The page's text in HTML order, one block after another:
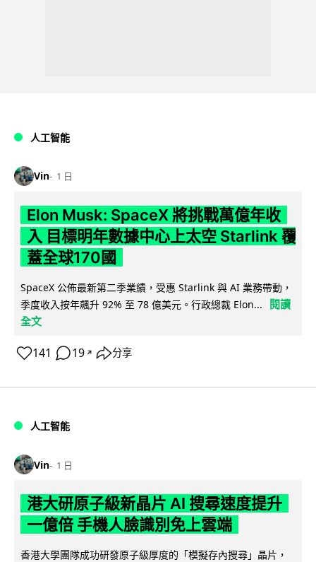
人工智能
Vin 1 日
Elon Musk: SpaceX 將挑戰萬億年收
入 目標明年數據中心上太空 Starlink 覆
蓋全球170國
SpaceX 公佈最新第二季業績，受惠 Starlink 與 AI 業務帶動，
季度收入按年飆升 92% 至 78 億美元。行政總裁 Elon...
閱讀
全文
141 19 ↗ 分享
人工智能
Vin 1 日
港大研原子級新晶片 AI 搜尋速度提升
一億倍 手機人臉識別免上雲端
香港大學團隊成功研發原子級厚度的「模擬存內搜尋」晶片，